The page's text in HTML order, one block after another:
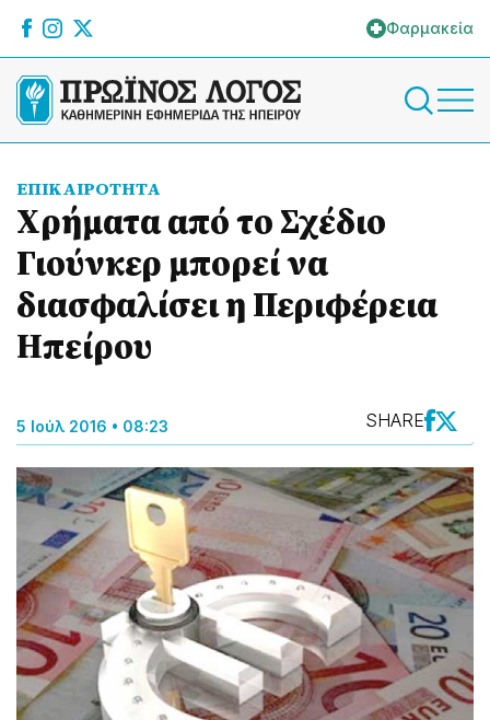
Φαρμακεία
ΕΠΙΚΑΙΡΟΤΗΤΑ
Χρήματα από το Σχέδιο
Γιούνκερ μπορεί να
διασφαλίσει η Περιφέρεια
Ηπείρου
5 Ιούλ 2016 • 08:23 SHARE